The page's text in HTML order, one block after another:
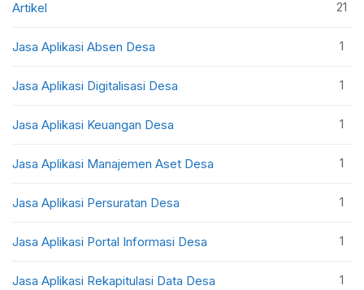
Artikel 21
Jasa Aplikasi Absen Desa 1
Jasa Aplikasi Digitalisasi Desa 1
Jasa Aplikasi Keuangan Desa 1
Jasa Aplikasi Manajemen Aset Desa 1
Jasa Aplikasi Persuratan Desa 1
Jasa Aplikasi Portal Informasi Desa 1
Jasa Aplikasi Rekapitulasi Data Desa 1